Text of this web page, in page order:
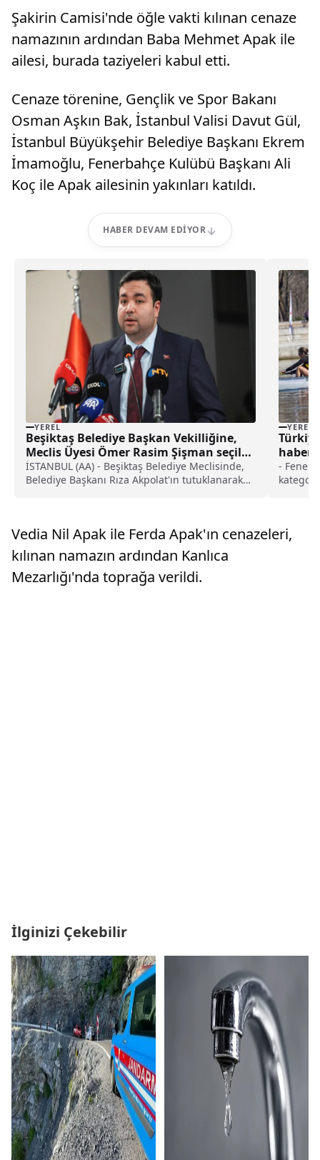
Şakirin Camisi'nde öğle vakti kılınan cenaze
namazının ardından Baba Mehmet Apak ile
ailesi, burada taziyeleri kabul etti.
Cenaze törenine, Gençlik ve Spor Bakanı
Osman Aşkın Bak, İstanbul Valisi Davut Gül,
İstanbul Büyükşehir Belediye Başkanı Ekrem
İmamoğlu, Fenerbahçe Kulübü Başkanı Ali
Koç ile Apak ailesinin yakınları katıldı.
HABER DEVAM EDIYOR
YEREL
Beşiktaş Belediye Başkan Vekilliğine,
Meclis Üyesi Ömer Rasim Şişman seçildi
haberi
İSTANBUL (AA) - Beşiktaş Belediye Meclisinde,
Belediye Başkanı Rıza Akpolat'ın tutuklanarak
toplantısı, Meclis Birin...
YEREL
haberi
-
Vedia Nil Apak ile Ferda Apak'ın cenazeleri,
kılınan namazın ardından Kanlıca
Mezarlığı'nda toprağa verildi.
İlginizi Çekebilir